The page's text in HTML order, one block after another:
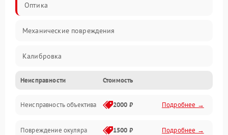
Оптика
Механические повреждения
Калибровка
Механика
Электропитание
Электроника
Неисправности Стоимость
Неисправность объектива 2000 ₽ Подробнее →
Повреждение окуляра 1500 ₽ Подробнее →